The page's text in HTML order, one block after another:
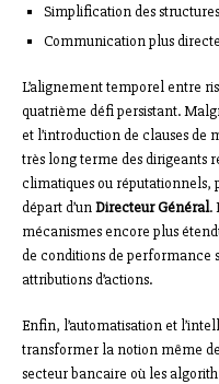
Simplification des
Communication plus directe
L’alignement temporel entre
quatrième défi persistant.
et l’introduction de clauses de
très long terme des dirigeants
climatiques ou réputationnels,
départ d’unDirecteur Général.
mécanismes encore plus
de conditions de performance
attributions d’actions.
Enfin, l’automatisation et
transformer la notion même
secteur bancaire où les